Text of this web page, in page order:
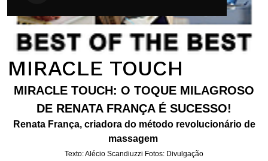
MIRACLE TOUCH
MIRACLE TOUCH: O TOQUE MILAGROSO
DE RENATA FRANÇA É SUCESSO!
Renata França, criadora do método revolucionário de
massagem
Texto: Alécio Scandiuzzi Fotos: Divulgação